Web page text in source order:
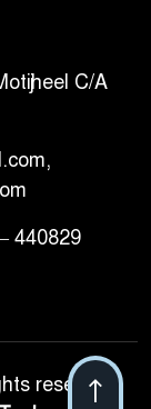
পড়ে মালির
C/A
440829
reserved.